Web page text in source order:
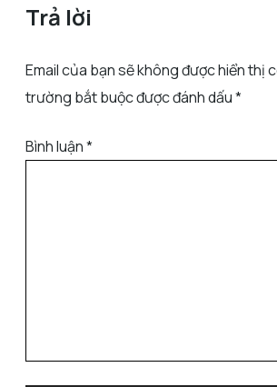
Trả lời
Email của bạn sẽ không được hiển thị
trường bắt buộc được đánh dấu*
Bình luận*